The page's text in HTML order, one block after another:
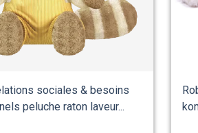
sociales & besoins
peluche raton laveur...